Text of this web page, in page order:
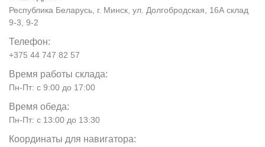
Республика Беларусь, г. Минск, ул. Долгобродская, 16А склад
9-3, 9-2
Телефон:
+375 44 747 82 57
Время работы склада:
Пн-Пт: с 9:00 до 17:00
Время обеда:
Пн-Пт: с 13:00 до 13:30
Координаты для навигатора: